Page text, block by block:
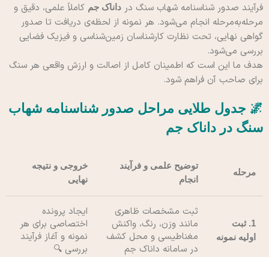
فرآیند صدور شناسنامه شهاب سنگ در داناک جم کاملاً علمی، دقیق و
مرحله‌به‌مرحله انجام می‌شود. هر نمونه از لحظه‌ی دریافت تا صدور
گواهی نهایی، تحت نظارت کارشناسان زمین‌شناسی و فیزیک فضایی
بررسی می‌شود.
هدف ما این است که اطمینان کامل از اصالت و ارزش واقعی هر سنگ
برای صاحب آن فراهم شود.
🌌 جدول طلایی مراحل صدور شناسنامه شهاب
سنگ در داناک جم
مرحله
توضیح علمی و فرآیند
انجام
خروجی و نتیجه
نهایی
1. ثبت
اولیه نمونه
ثبت مشخصات ظاهری
مانند وزن، رنگ، واکنش
مغناطیسی و محل کشف
در سامانه داناک جم
ایجاد پرونده
اختصاصی برای هر
نمونه و آغاز فرآیند
بررسی 🔍